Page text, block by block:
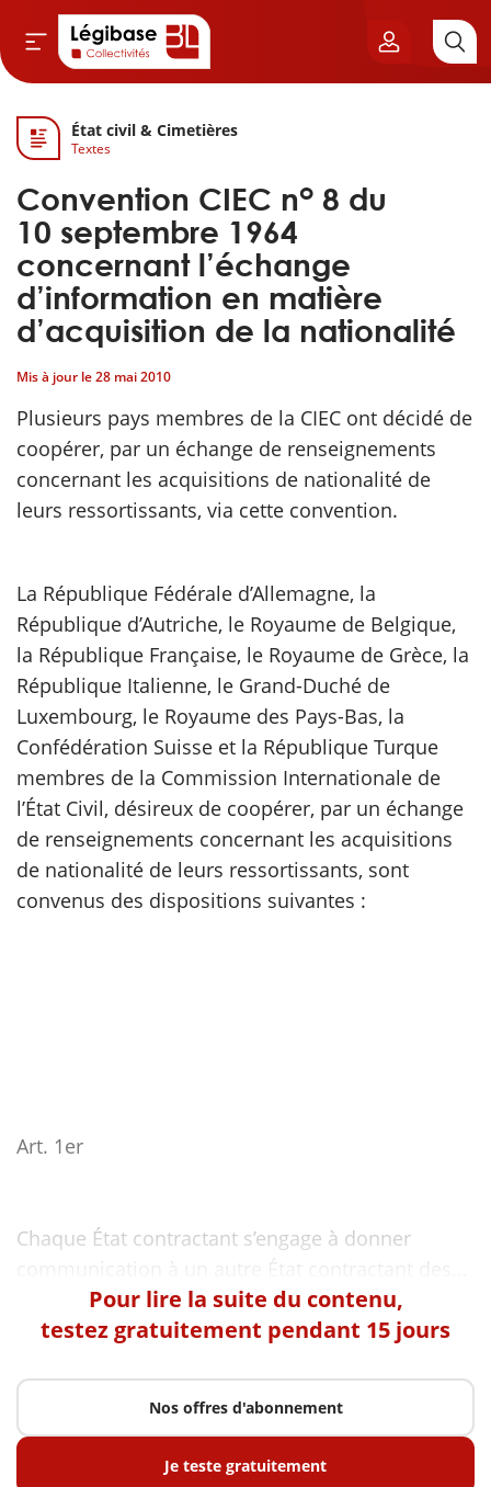
& Cimetières
& Élu local
& Finances locales
publique
État civil & Cimetières
Textes
Convention CIEC no 8 du
10 septembre 1964
concernant l’échange
d’information en matière
d’acquisition de la nationalité
Mis à jour le28 mai 2010
Plusieurs pays membres de la CIEC ont décidé de
coopérer, par un échange de renseignements
concernant les acquisitions de nationalité de
leurs ressortissants, via cette convention.
La République Fédérale d’Allemagne, la
République d’Autriche, le Royaume de Belgique,
la République Française, le Royaume de Grèce, la
République Italienne, le Grand-Duché de
Luxembourg, le Royaume des Pays-Bas, la
Confédération Suisse et la République Turque
membres de la Commission Internationale de
l’État Civil, désireux de coopérer, par un échange
de renseignements concernant les acquisitions
de nationalité de leurs ressortissants, sont
convenus des dispositions suivantes :
Art. 1er
Chaque État contractant s’engage à donner
Pour lire la suite du contenu,
testez gratuitement pendant 15 jours
Nos offres d'abonnement
Je teste gratuitement